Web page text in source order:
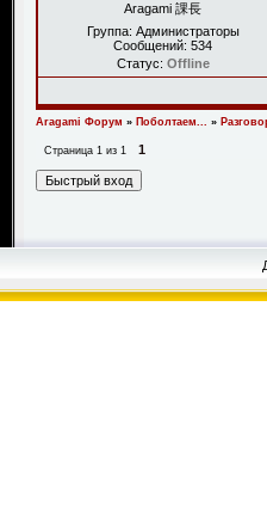
Aragami 課長
Группа: Администраторы
Сообщений:534
Статус: Offline
Aragami Форум » Поболтаем... »
Страница 1 из 1 1